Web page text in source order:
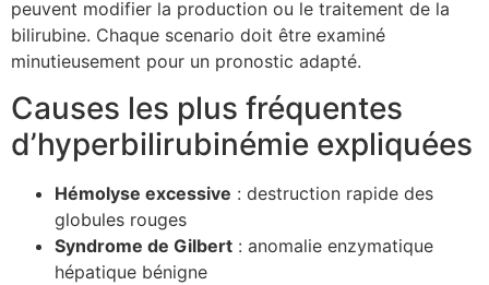
peuvent modifier la production ou le traitement de la
bilirubine. Chaque scenario doit être examiné
minutieusement pour un pronostic adapté.
Causes les plus fréquentes
d’hyperbilirubinémie expliquées
Hémolyse excessive : destruction rapide des
globules rouges
Syndrome de Gilbert : anomalie enzymatique
hépatique bénigne